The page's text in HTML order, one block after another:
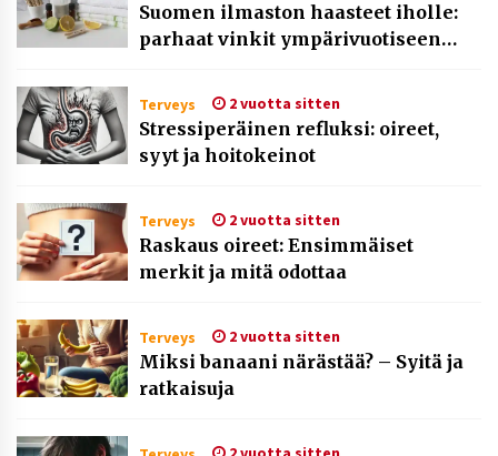
Suomen ilmaston haasteet iholle:
parhaat vinkit ympärivuotiseen
Terveys 2 vuotta sitten
Stressiperäinen refluksi: oireet,
syyt ja hoitokeinot
Terveys 2 vuotta sitten
Raskaus oireet: Ensimmäiset
merkit ja mitä odottaa
Terveys 2 vuotta sitten
Miksi banaani närästää? – Syitä ja
ratkaisuja